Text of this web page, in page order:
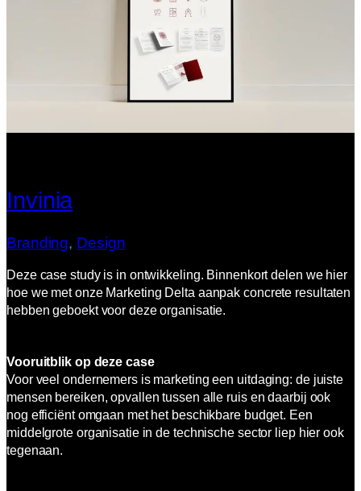
Invinia
Branding, Design
Deze case study is in ontwikkeling. Binnenkort delen we hier
hoe we met onze Marketing Delta aanpak concrete resultaten
hebben geboekt voor deze organisatie.
Vooruitblik op deze case
Voor veel ondernemers is marketing een uitdaging: de juiste
mensen bereiken, opvallen tussen alle ruis en daarbij ook
nog efficiënt omgaan met het beschikbare budget. Een
middelgrote organisatie in de technische sector liep hier ook
tegenaan.